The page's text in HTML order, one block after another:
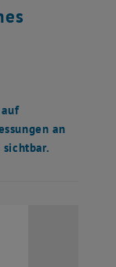
an
sichtbar.